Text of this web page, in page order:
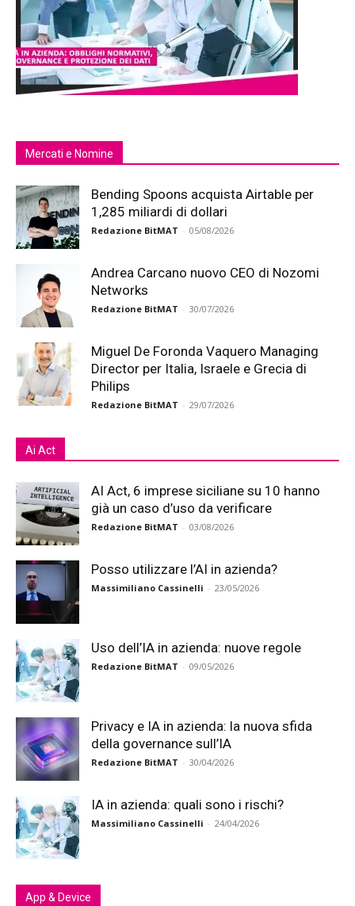
Mercati e Nomine
Bending Spoons acquista Airtable per
1,285 miliardi di dollari
Redazione BitMAT - 05/08/2026
Andrea Carcano nuovo CEO di Nozomi
Networks
Redazione BitMAT - 30/07/2026
Miguel De Foronda Vaquero Managing
Director per Italia, Israele e Grecia di
Philips
Redazione BitMAT - 29/07/2026
Ai Act
AI Act, 6 imprese siciliane su 10 hanno
già un caso d’uso da verificare
Redazione BitMAT - 03/08/2026
Posso utilizzare l’AI in azienda?
Massimiliano Cassinelli - 23/05/2026
Uso dell’IA in azienda: nuove regole
Redazione BitMAT - 09/05/2026
Privacy e IA in azienda: la nuova sfida
della governance sull’IA
Redazione BitMAT - 30/04/2026
IA in azienda: quali sono i rischi?
Massimiliano Cassinelli - 24/04/2026
App & Device